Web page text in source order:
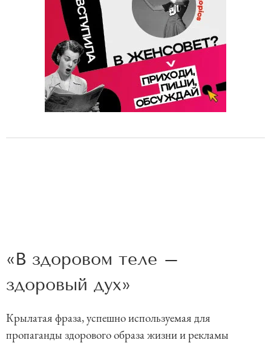
«В здоровом теле –
здоровый дух»
Крылатая фраза, успешно используемая для
пропаганды здорового образа жизни и рекламы